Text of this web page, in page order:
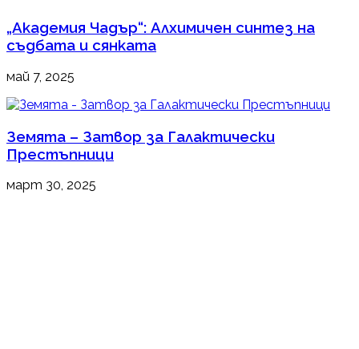
„Академия Чадър“: Алхимичен синтез на
съдбата и сянката
май 7, 2025
Земята – Затвор за Галактически
Престъпници
март 30, 2025